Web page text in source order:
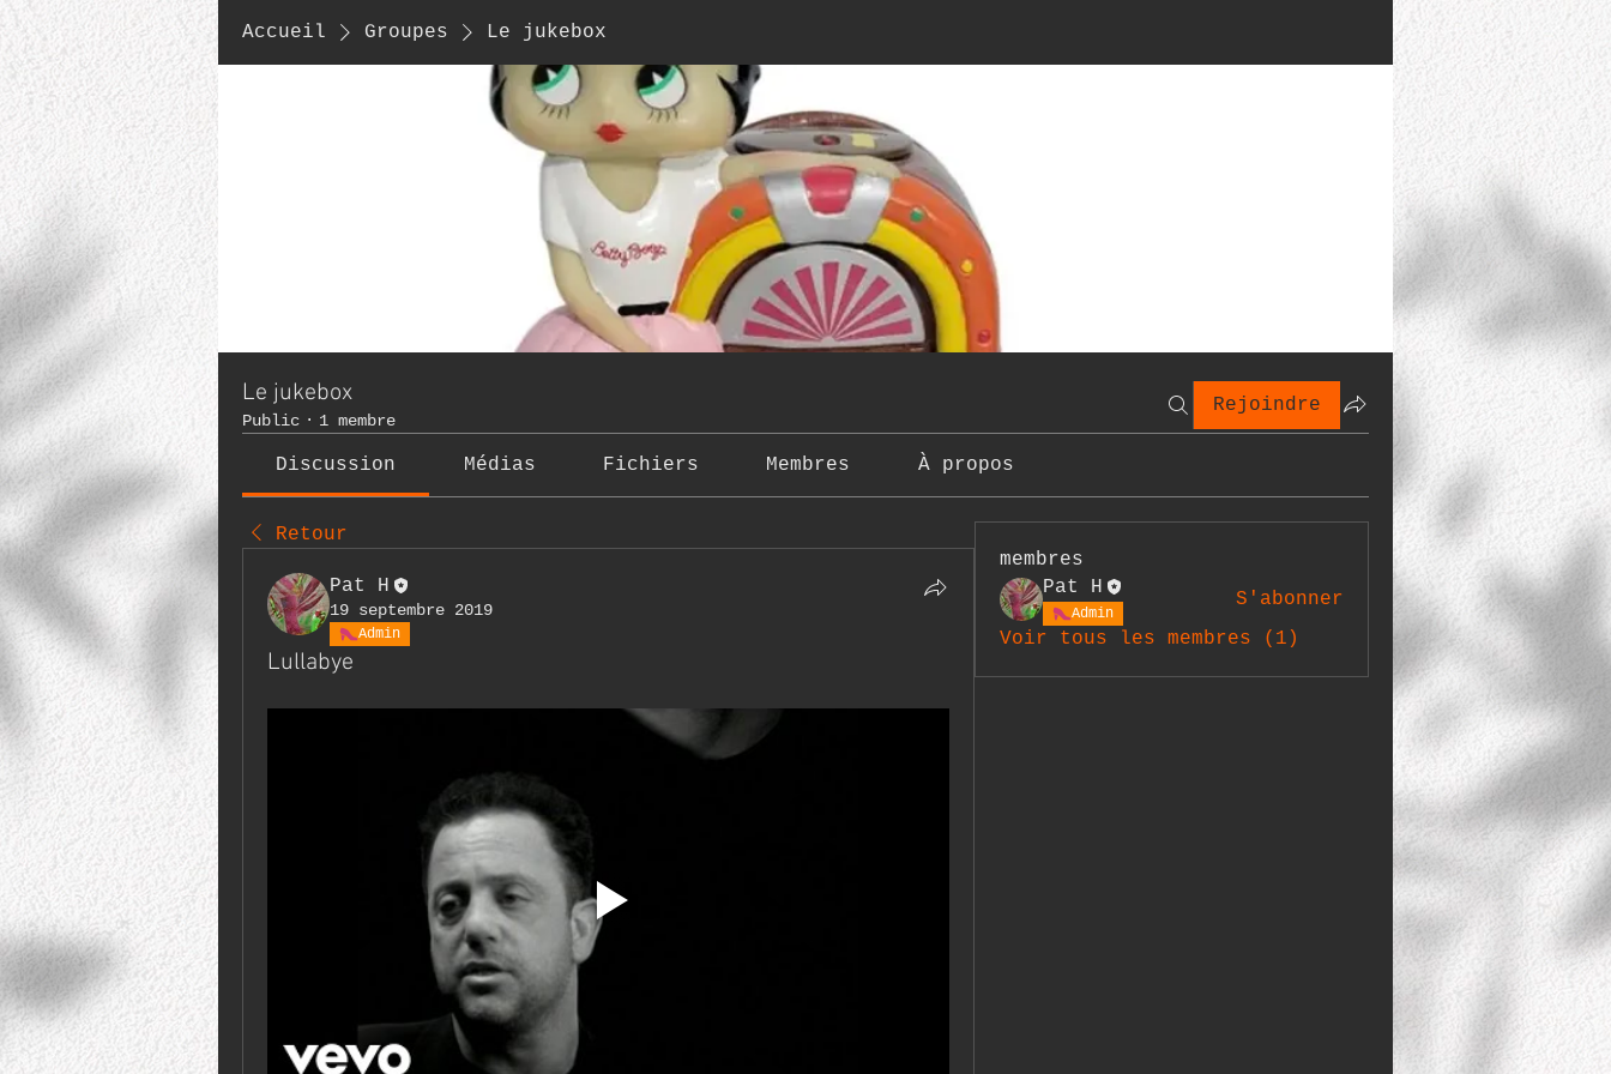
Accueil Groupes Le jukebox
Le jukebox
Public · 1 membre
Rejoindre
Discussion Médias Fichiers Membres À propos
Retour
Pat H
19 septembre 2019
Admin
Lullabye
membres
Pat H
Admin
S'abonner
Voir tous les membres (1)